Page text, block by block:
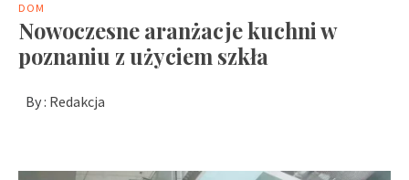
DOM
Nowoczesne aranżacje kuchni w
poznaniu z użyciem szkła
By : Redakcja